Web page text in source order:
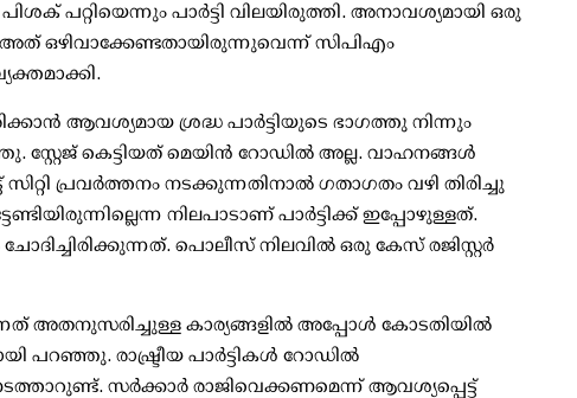
പറ്റിയെന്നും പാര്‍ട്ടി വിലയിരുത്തി. അനാവശ്യമായി ഒരു
ഒഴിവാക്കേണ്ടതായിരുന്നുവെന്ന് സിപിഎം
ആവശ്യമായ ശ്രദ്ധ പാര്‍ട്ടിയുടെ ഭാഗത്തു നിന്നും
സ്റ്റേജ് കെട്ടിയത് മെയിന്‍ റോഡില്‍ അല്ല. വാഹനങ്ങള്‍
പ്രവര്‍ത്തനം നടക്കുന്നതിനാല്‍ ഗതാഗതം വഴി തിരിച്ചു
നിലപാടാണ് പാര്‍ട്ടിക്ക് ഇപ്പോഴുള്ളത്.
പൊലീസ് നിലവില്‍ ഒരു കേസ് രജിസ്റ്റര്‍
അതനുസരിച്ചുള്ള കാര്യങ്ങളില്‍ അപ്പോള്‍ കോടതിയില്‍
പറഞ്ഞു. രാഷ്ട്രീയ പാര്‍ട്ടികള്‍ റോഡില്‍
സര്‍ക്കാര്‍ രാജിവെക്കണമെന്ന് ആവശ്യപ്പെട്ട്